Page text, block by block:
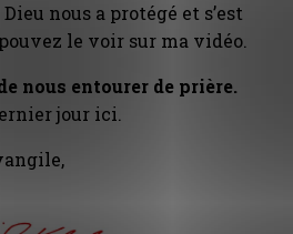
nous a protégé et s’est
le voir sur ma vidéo.
nous entourer de prière.
jour ici.